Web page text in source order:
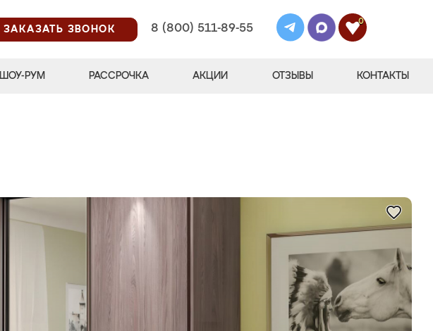
ЗАКАЗАТЬ ЗВОНОК
8 (800) 511-89-55
0
ШОУ-РУМ РАССРОЧКА АКЦИИ ОТЗЫВЫ КОНТАКТЫ